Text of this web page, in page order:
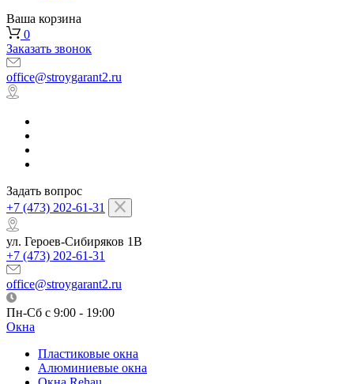
Ваша корзина
0
Заказать звонок
office@stroygarant2.ru
Задать вопрос
+7 (473) 202-61-31
ул. Героев-Сибиряков 1В
+7 (473) 202-61-31
office@stroygarant2.ru
Пн-Сб с 9:00 - 19:00
Окна
Пластиковые окна
Алюминиевые окна